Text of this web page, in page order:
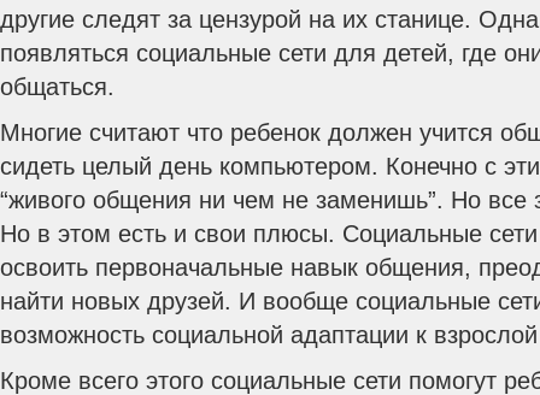
другие следят за цензурой на их станице.
появляться социальные сети для детей, где
общаться.
Многие считают что ребенок должен учится
сидеть целый день компьютером. Конечно с
“живого общения ни чем не заменишь”. Но все
Но в этом есть и свои плюсы. Социальные сети
освоить первоначальные навык общения,
найти новых друзей. И вообще социальные
возможность социальной адаптации к
Кроме всего этого социальные сети помогут